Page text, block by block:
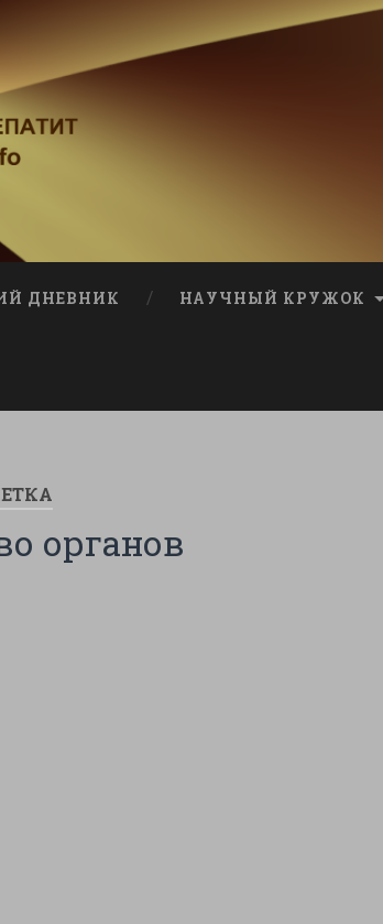
ДНЕВНИК НАУЧНЫЙ КРУЖОК
органов